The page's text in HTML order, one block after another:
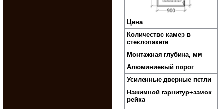
Цена
Количество камер в
стеклопакете
Монтажная глубина, мм
Алюминиевый порог
Усиленные дверные петли
Нажимной гарнитур+замок
рейка